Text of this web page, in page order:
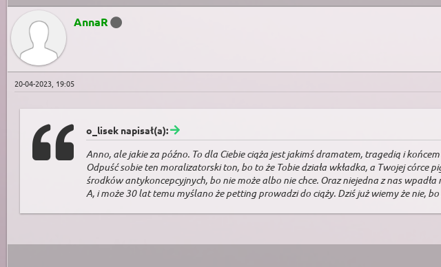
AnnaR
20-04-2023, 19:05
o_lisek napisał(a):
Anno, ale jakie za późno. To dla Ciebie ciąża jest jakimś dramatem, tragedią i
Odpuść sobie ten moralizatorski ton, bo to że Tobie działa wkładka, a Twojej
środków antykoncepcyjnych, bo nie może albo nie chce. Oraz niejedna z nas
A, i może 30 lat temu myślano że petting prowadzi do ciąży. Dziś już wiemy że nie,